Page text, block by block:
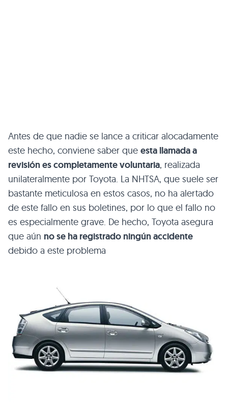
Antes de que nadie se lance a criticar alocadamente
este hecho, conviene saber que esta llamada a
revisión es completamente voluntaria, realizada
unilateralmente por Toyota. La NHTSA, que suele ser
bastante meticulosa en estos casos, no ha alertado
de este fallo en sus boletines, por lo que el fallo no
es especialmente grave. De hecho, Toyota asegura
que aún no se ha registrado ningún accidente
debido a este problema